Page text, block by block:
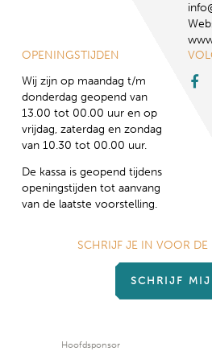
OPENINGSTIJDEN
Wij zijn op maandag t/m
donderdag geopend van
13.00 tot 00.00 uur en op
vrijdag, zaterdag en zondag
van 10.30 tot 00.00 uur.
De kassa is geopend tijdens
openingstijden tot aanvang
van de laatste voorstelling.
SCHRIJF JE IN VOOR DE
SCHRIJF
Hoofdsponsor